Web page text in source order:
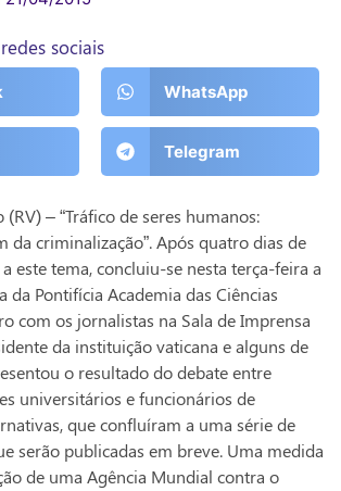
sociais
WhatsApp
Telegram
– “Tráfico de seres humanos:
da criminalização”. Após quatro dias de
este tema, concluiu-se nesta terça-feira a
da Pontifícia Academia das Ciências
com os jornalistas na Sala de Imprensa
da instituição vaticana e alguns de
o resultado do debate entre
universitários e funcionários de
que confluíram a uma série de
serão publicadas em breve. Uma medida
de uma Agência Mundial contra o